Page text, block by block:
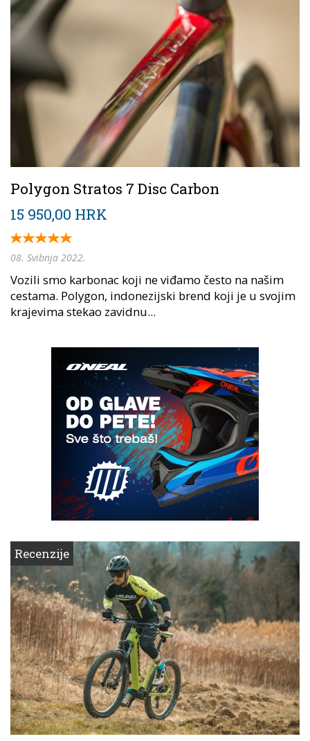
Polygon Stratos 7 Disc Carbon
15 950,00 HRK
08. Svibnja 2022.
Vozili smo karbonac koji ne viđamo često na našim
cestama. Polygon, indonezijski brend koji je u svojim
krajevima stekao zavidnu...
Recenzije